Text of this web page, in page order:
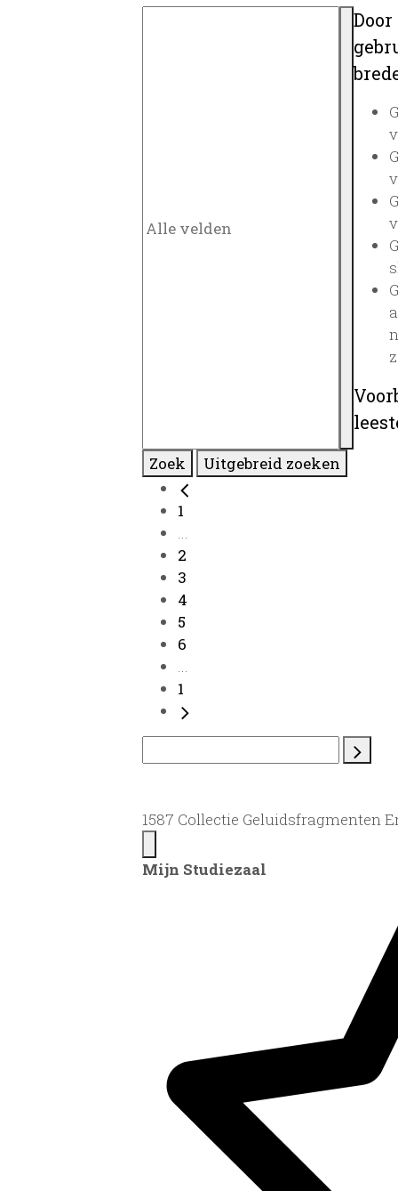
Zoek Uitgebreid zoeken
1
...
2
3
4
5
6
...
1
1587 Collectie Geluidsfragmenten
Mijn Studiezaal